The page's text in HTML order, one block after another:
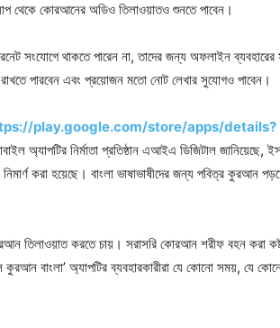
থেকে কোরআনের অডিও তিলাওয়াতও শুনতে পাবেন।
সংযোগে থাকতে পারেন না, তাদের জন্য অফলাইন ব্যবহারের
রাখতে পারবেন এবং প্রয়োজন মতো নোট লেখার সুযোগও পাবেন।
play.google.com/store/apps/details?
অ্যাপটির নির্মাতা প্রতিষ্ঠান এআইএ ডিজিটাল জানিয়েছে,
করা হয়েছে। বাংলা ভাষাভাষীদের জন্য পবিত্র কুরআন
তিলাওয়াত করতে চায়। সরাসরি কোরআন শরীফ বহন করা
বাংলা’ অ্যাপটির ব্যবহারকারীরা যে কোনো সময়, যে